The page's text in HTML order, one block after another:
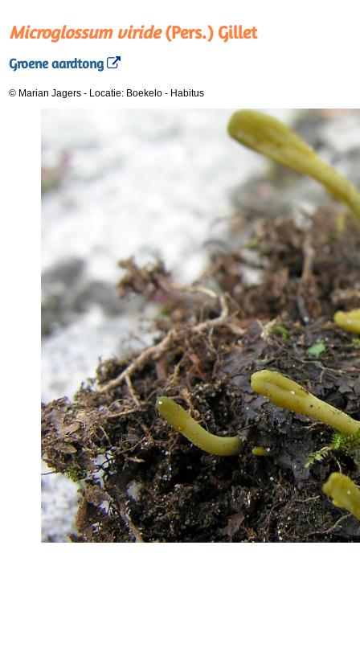
Microglossum viride(Pers.) Gillet
Groene aardtong
© Marian Jagers - Locatie: Boekelo - Habitus